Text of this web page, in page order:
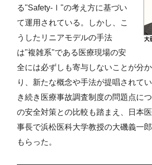
る"Safety-Ⅰ"の考え方に基づい
て運用されている。しかし、こ
うしたリニアモデルの手法
は"複雑系"である医療現場の安
全には必ずしも寄与しないことが分
り、新たな概念や手法が提唱されて
き続き医療事故調査制度の問題点に
の安全対策との比較も踏まえ、日本
事長で浜松医科大学教授の大磯義一
もらった。